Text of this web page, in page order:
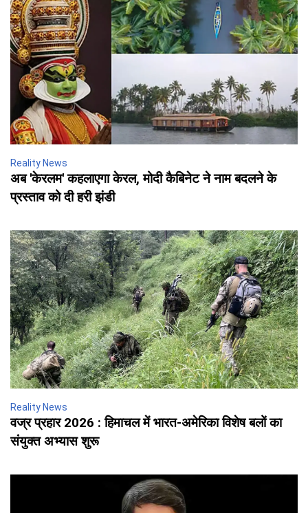
Reality News
अब 'केरलम' कहलाएगा केरल, मोदी कैबिनेट ने नाम बदलने के
प्रस्ताव को दी हरी झंडी
Reality News
वज्र प्रहार 2026 : हिमाचल में भारत-अमेरिका विशेष बलों का
संयुक्त अभ्यास शुरू